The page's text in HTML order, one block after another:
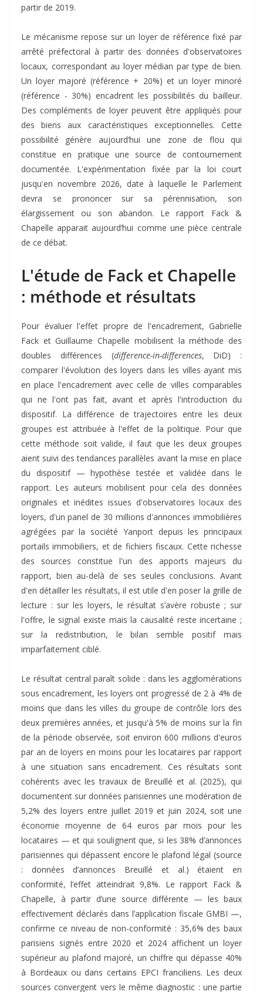
partir de 2019.
Le mécanisme repose sur un loyer de référence fixé par
arrêté préfectoral à partir des données d'observatoires
locaux, correspondant au loyer médian par type de bien.
Un loyer majoré (référence + 20%) et un loyer minoré
(référence - 30%) encadrent les possibilités du bailleur.
Des compléments de loyer peuvent être appliqués pour
des biens aux caractéristiques exceptionnelles. Cette
possibilité génère aujourd’hui une zone de flou qui
constitue en pratique une source de contournement
documentée. L'expérimentation fixée par la loi court
jusqu'en novembre 2026, date à laquelle le Parlement
devra se prononcer sur sa pérennisation, son
élargissement ou son abandon. Le rapport Fack &
Chapelle apparait aujourd’hui comme une pièce centrale
de ce débat.
L'étude de Fack et Chapelle
: méthode et résultats
Pour évaluer l'effet propre de l'encadrement, Gabrielle
Fack et Guillaume Chapelle mobilisent la méthode des
doubles différences (difference-in-differences, DiD) :
comparer l'évolution des loyers dans les villes ayant mis
en place l'encadrement avec celle de villes comparables
qui ne l'ont pas fait, avant et après l'introduction du
dispositif. La différence de trajectoires entre les deux
groupes est attribuée à l'effet de la politique. Pour que
cette méthode soit valide, il faut que les deux groupes
aient suivi des tendances parallèles avant la mise en place
du dispositif — hypothèse testée et validée dans le
rapport. Les auteurs mobilisent pour cela des données
originales et inédites issues d'observatoires locaux des
loyers, d'un panel de 30 millions d'annonces immobilières
agrégées par la société Yanport depuis les principaux
portails immobiliers, et de fichiers fiscaux. Cette richesse
des sources constitue l'un des apports majeurs du
rapport, bien au-delà de ses seules conclusions. Avant
d'en détailler les résultats, il est utile d'en poser la grille de
lecture : sur les loyers, le résultat s’avère robuste ; sur
l'offre, le signal existe mais la causalité reste incertaine ;
sur la redistribution, le bilan semble positif mais
imparfaitement ciblé.
Le résultat central paraît solide : dans les agglomérations
sous encadrement, les loyers ont progressé de 2 à 4% de
moins que dans les villes du groupe de contrôle lors des
deux premières années, et jusqu'à 5% de moins sur la fin
de la période observée, soit environ 600 millions d'euros
par an de loyers en moins pour les locataires par rapport
à une situation sans encadrement. Ces résultats sont
cohérents avec les travaux de Breuillé et al. (2025), qui
documentent sur données parisiennes une modération de
5,2% des loyers entre juillet 2019 et juin 2024, soit une
économie moyenne de 64 euros par mois pour les
locataires — et qui soulignent que, si les 38% d’annonces
parisiennes qui dépassent encore le plafond légal (source
: données d’annonces Breuillé et al.) étaient en
conformité, l’effet atteindrait 9,8%. Le rapport Fack &
Chapelle, à partir d’une source différente — les baux
effectivement déclarés dans l’application fiscale GMBI —,
confirme ce niveau de non-conformité : 35,6% des baux
parisiens signés entre 2020 et 2024 affichent un loyer
supérieur au plafond majoré, un chiffre qui dépasse 40%
à Bordeaux ou dans certains EPCI franciliens. Les deux
sources convergent vers le même diagnostic : une partie